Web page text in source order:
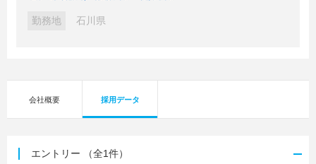
勤務地 石川県
会社概要 採用データ
エントリー （全1件）